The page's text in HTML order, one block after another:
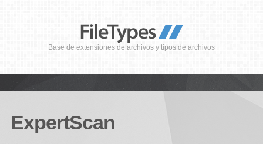
Base de extensiones de archivos y tipos de archivos
ExpertScan